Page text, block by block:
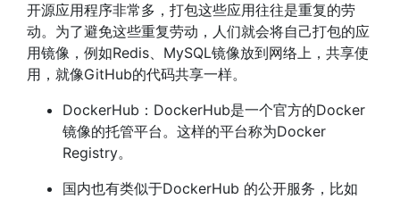
开源应用程序非常多，打包这些应用往往是重复的劳
动。为了避免这些重复劳动，人们就会将自己打包的应
用镜像，例如Redis、MySQL镜像放到网络上，共享使
用，就像GitHub的代码共享一样。
DockerHub：DockerHub是一个官方的Docker
镜像的托管平台。这样的平台称为Docker
Registry。
国内也有类似于DockerHub 的公开服务，比如